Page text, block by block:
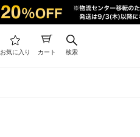
お気に入り カート 検索